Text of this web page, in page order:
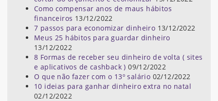
Como compensar anos de maus hábitos
financeiros 13/12/2022
7 passos para economizar dinheiro 13/12/2022
Meus 25 hábitos para guardar dinheiro
13/12/2022
8 Formas de receber seu dinheiro de volta ( sites
e aplicativos de cashback ) 09/12/2022
O que não fazer com o 13º salário 02/12/2022
10 ideias para ganhar dinheiro extra no natal
02/12/2022